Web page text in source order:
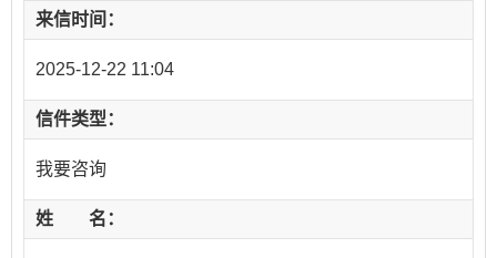
来信时间：
2025-12-22 11:04
信件类型：
我要咨询
姓 名：